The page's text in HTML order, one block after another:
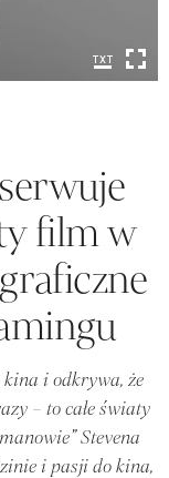
film w
kina i odkrywa, że
– to całe światy
Stevena
i pasji do kina,